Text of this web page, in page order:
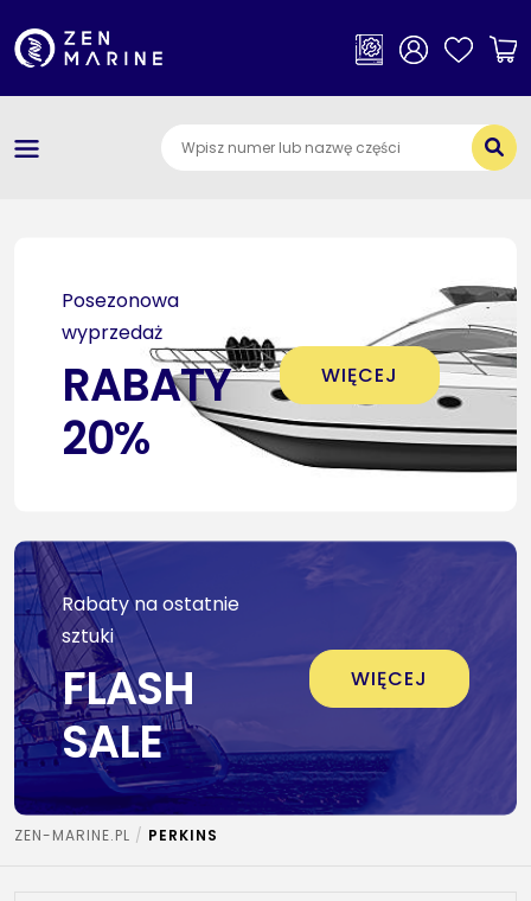
×
Posezonowa
wyprzedaż
RABATY
20%
WIĘCEJ
Rabaty na ostatnie
sztuki
FLASH
SALE
WIĘCEJ
ZEN-MARINE.PL PERKINS